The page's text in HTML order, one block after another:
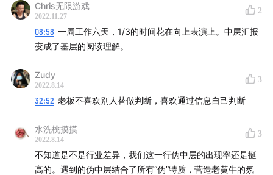
Chris无限游戏
2022.11.27
2
08:58 一周工作六天，1/3的时间花在向上表演上。中层汇报
变成了基层的阅读理解。
Zudy
2022.8.14
3
32:52 老板不喜欢别人替做判断，喜欢通过信息自己判断
水洗桃摸摸
2022.8.14
3
不知道是不是行业差异，我们这一行伪中层的出现率还是挺
高的。遇到的伪中层结合了所有“伪”特质，营造老黄牛的氛